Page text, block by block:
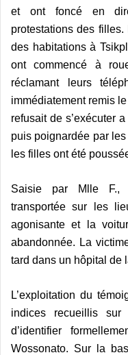
et ont foncé en
protestations des
des habitations à
ont commencé à
réclamant leurs
immédiatement remis
refusait de s’exécuter
puis poignardée par
les filles ont été
Saisie par Mlle F.,
transportée sur les
agonisante et la
abandonnée. La
tard dans un hôpital de
L’exploitation du
indices recueillis
d’identifier
Wossonato. Sur la